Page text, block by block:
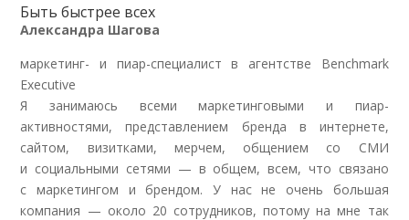
Быть быстрее всех
Александра Шагова
маркетинг- и пиар-специалист в агентстве Benchmark
Executive
Я занимаюсь всеми маркетинговыми и пиар-
активностями, представлением бренда в интернете,
сайтом, визитками, мерчем, общением со СМИ
и социальными сетями — в общем, всем, что связано
с маркетингом и брендом. У нас не очень большая
компания — около 20 сотрудников, потому на мне так